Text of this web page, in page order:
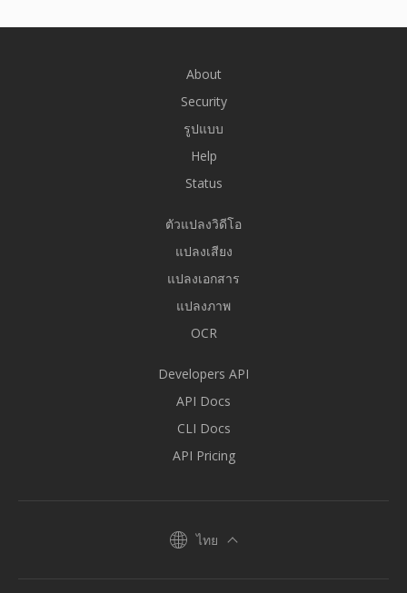
About
Security
รูปแบบ
Help
Status
ตัวแปลงวิดีโอ
แปลงเสียง
แปลงเอกสาร
แปลงภาพ
OCR
Developers API
API Docs
CLI Docs
API Pricing
ไทย